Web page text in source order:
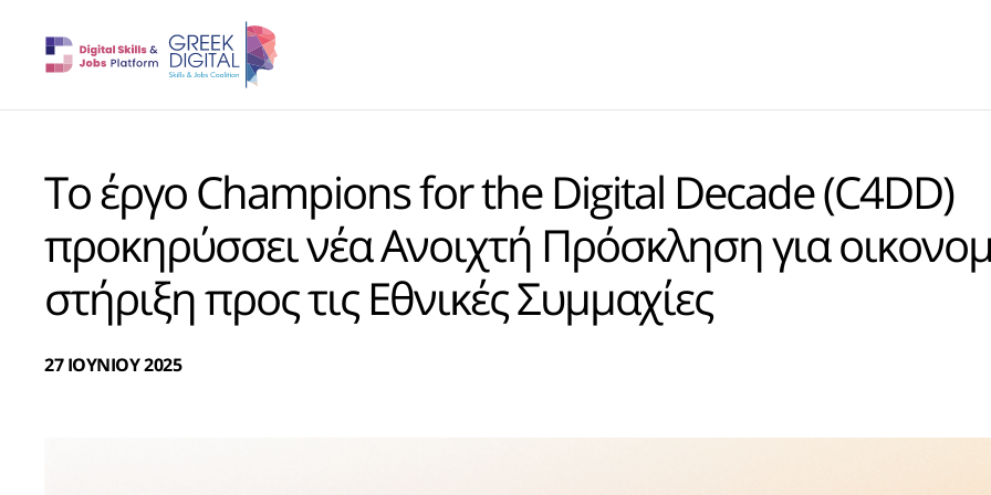
Το έργο Champions for the Digital Decade (C4DD)
προκηρύσσει νέα Ανοιχτή Πρόσκληση για
στήριξη προς τις Εθνικές Συμμαχίες
27 ΙΟΥΝΙΟΥ 2025